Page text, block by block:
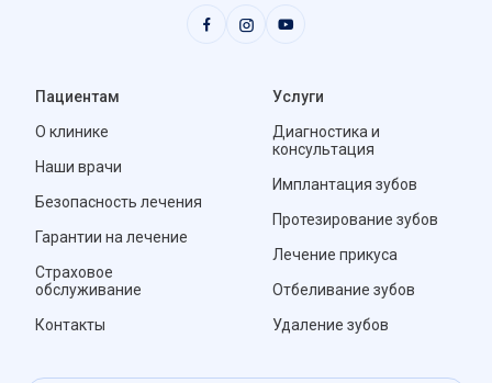
Пациентам
О клинике
Наши врачи
Безопасность лечения
Гарантии на лечение
Страховое
обслуживание
Контакты
Услуги
Диагностика и
консультация
Имплантация зубов
Протезирование зубов
Лечение прикуса
Отбеливание зубов
Удаление зубов